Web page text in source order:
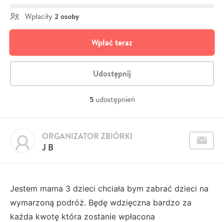
Wpłaciły 2 osoby
Wpłać teraz
Udostępnij
5 udostępnień
J B
ORGANIZATOR ZBIÓRKI
Jestem mama 3 dzieci chciała bym zabrać dzieci na
wymarzoną podróż. Będę wdzięczna bardzo za
każda kwotę która zostanie wpłacona